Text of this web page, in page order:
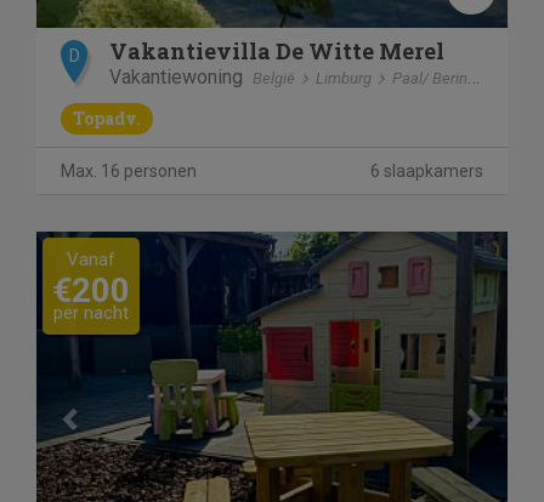
D Vakantievilla De Witte Merel
Vakantiewoning België Limburg Paal/ Beringen
Topadv.
Max. 16 personen 6 slaapkamers
Previous Next
Vanaf
€200
per nacht